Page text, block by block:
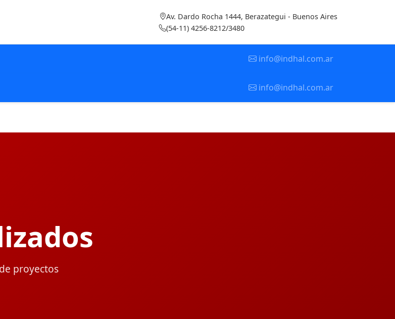
Av. Dardo Rocha 1444, Berazategui - Buenos Aires
(54-11) 4256-8212/3480
info@indhal.com.ar
info@indhal.com.ar
proyectos